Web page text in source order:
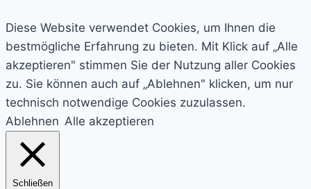
der
AK
18
–
Nele
Spies,
Diese Website verwendet Cookies, um Ihnen die
bestmögliche Erfahrung zu bieten. Mit Klick auf „Alle
akzeptieren" stimmen Sie der Nutzung aller Cookies
zu. Sie können auch auf „Ablehnen" klicken, um nur
technisch notwendige Cookies zuzulassen.
Ablehnen Alle akzeptieren
Schließen